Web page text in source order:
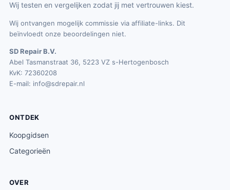
Wij testen en vergelijken zodat jij met vertrouwen kiest.
Wij ontvangen mogelijk commissie via affiliate-links. Dit
beïnvloedt onze beoordelingen niet.
SD Repair B.V.
Abel Tasmanstraat 36, 5223 VZ s-Hertogenbosch
KvK: 72360208
E-mail: info@sdrepair.nl
ONTDEK
Koopgidsen
Categorieën
OVER